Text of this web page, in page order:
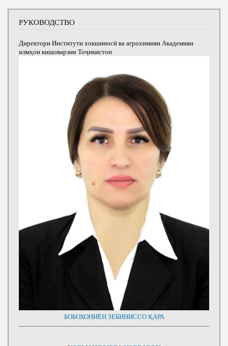
РУКОВОДСТВО
Директори Институти хокшиносӣ ва агрохимияи Академияи
илмҳои кишоварзии Тоҷикистон
БОБОХОНИЁН ЗЕБИНИССО ҚАРА